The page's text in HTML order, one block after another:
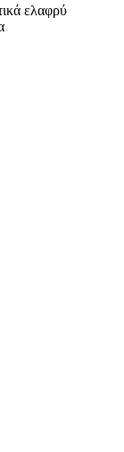
ελαφρύ